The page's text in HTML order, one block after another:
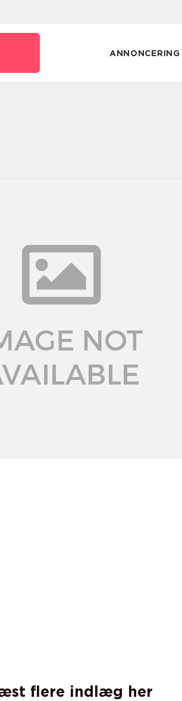
ANNONCERING
flere indlæg her